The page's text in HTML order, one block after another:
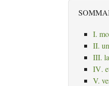
I.
II.
III.
IV.
V.